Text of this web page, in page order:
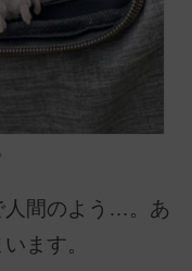
人間のよう…。あ
ます。